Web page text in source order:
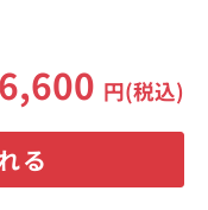
6,600 円(税込)
る